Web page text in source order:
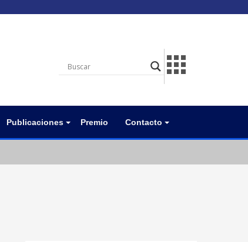
seguros utilizan
Publicaciones Premio Contacto